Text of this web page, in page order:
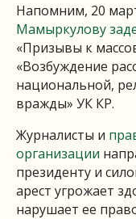
Напомним, 20
Мамыркулову
«Призывы к
«Возбуждение
национальной,
вражды» УК КР.
Журналисты и
организации
президенту и
арест угрожает
нарушает ее